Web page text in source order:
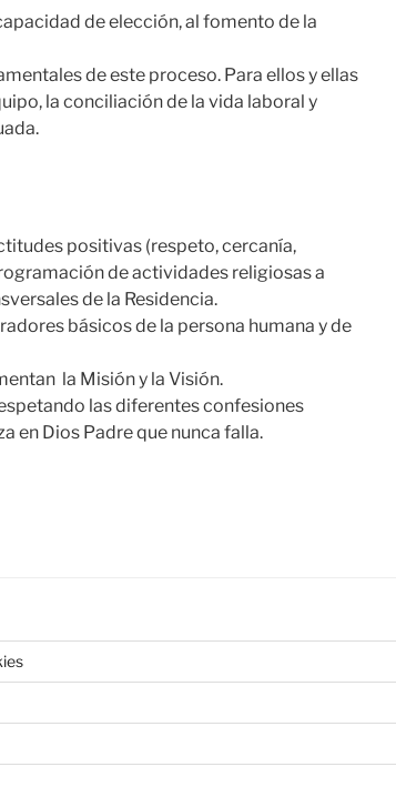
de elección, al fomento de la
de este proceso. Para ellos y ellas
la conciliación de la vida laboral y
positivas (respeto, cercanía,
de actividades religiosas a
de la Residencia.
básicos de la persona humana y de
la Misión y la Visión.
las diferentes confesiones
en Dios Padre que nunca falla.